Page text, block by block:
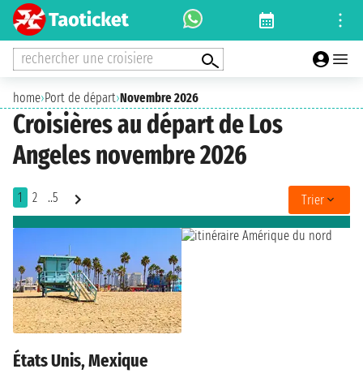
rechercher une croisiere
home›Port de départ›Novembre 2026
Croisières au départ de Los
Angeles novembre 2026
1 2 ..5 Trier
États Unis, Mexique